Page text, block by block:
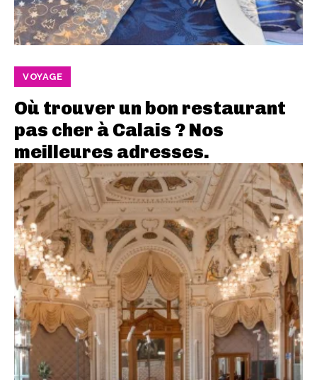
VOYAGE
Où trouver un bon restaurant
pas cher à Calais ? Nos
meilleures adresses.